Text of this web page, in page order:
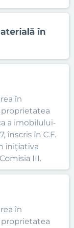
în
în
a imobilului-
înscris în C.F.
inițiativa
III.
în